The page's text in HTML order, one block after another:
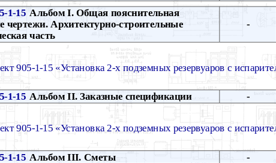
1-15 Альбом I. Общая пояснительная
чертежи. Архитектурно-строительные
часть
-
905-1-15 «Установка 2-х подземных резервуаров с
1-15 Альбом II. Заказные спецификации -
905-1-15 «Установка 2-х подземных резервуаров с
1-15 Альбом III. Сметы -